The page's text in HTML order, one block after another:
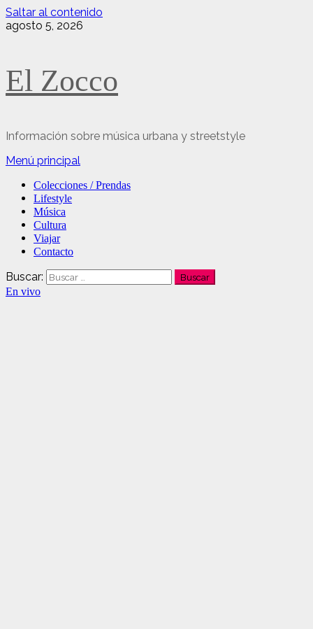
Saltar al contenido
agosto 5, 2026
El Zocco
Información sobre música urbana y streetstyle
Menú principal
Colecciones / Prendas
Lifestyle
Música
Cultura
Viajar
Contacto
Buscar:
En vivo